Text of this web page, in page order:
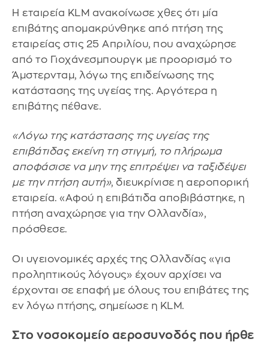
Η εταιρεία KLM ανακοίνωσε χθες ότι μία
επιβάτης απομακρύνθηκε από πτήση της
εταιρείας στις 25 Απριλίου, που αναχώρησε
από το Γιοχάνεσμπουργκ με προορισμό το
Άμστερνταμ, λόγω της επιδείνωσης της
κατάστασης της υγείας της. Αργότερα η
επιβάτης πέθανε.
«Λόγω της κατάστασης της υγείας της
επιβάτιδας εκείνη τη στιγμή, το πλήρωμα
αποφάσισε να μην της επιτρέψει να ταξιδέψει
με την πτήση αυτή», διευκρίνισε η αεροπορική
εταιρεία. «Αφού η επιβάτιδα αποβιβάστηκε, η
πτήση αναχώρησε για την Ολλανδία»,
πρόσθεσε.
Οι υγειονομικές αρχές της Ολλανδίας «για
προληπτικούς λόγους» έχουν αρχίσει να
έρχονται σε επαφή με όλους του επιβάτες της
εν λόγω πτήσης, σημείωσε η KLM.
Στο νοσοκομείο αεροσυνοδός που ήρθε